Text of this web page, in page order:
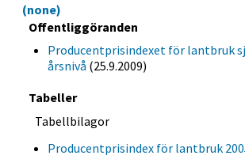
(none)
Offentliggöranden
Producentprisindexet för lantbruk
årsnivå (25.9.2009)
Tabeller
Tabellbilagor
Producentprisindex för lantbruk